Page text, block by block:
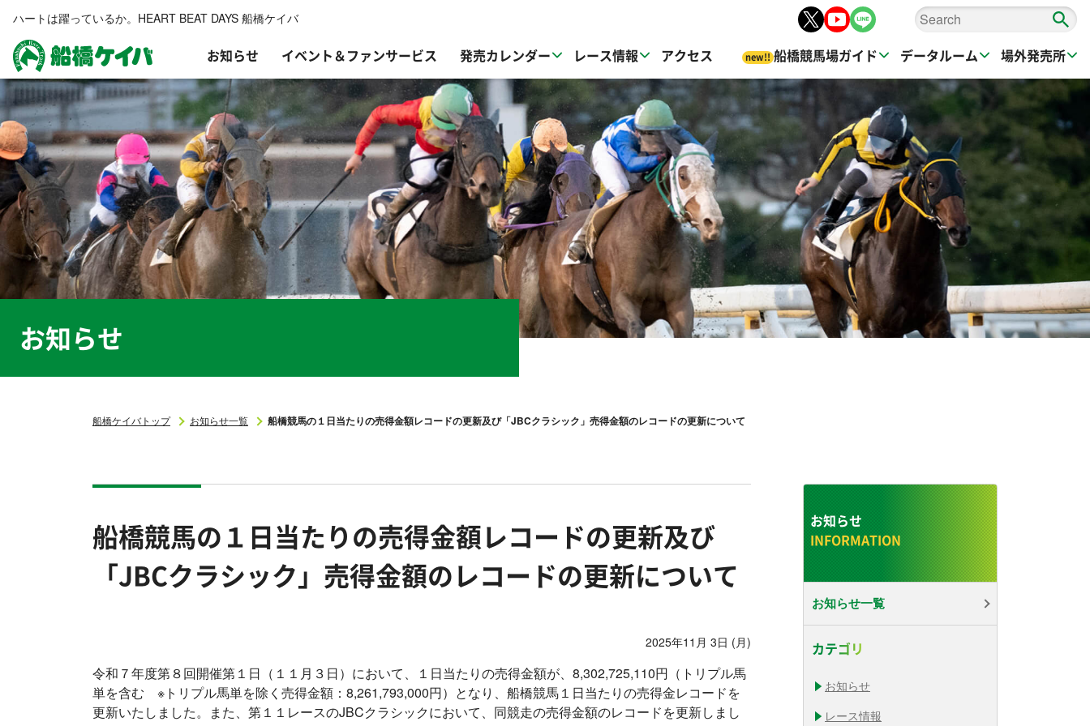
船橋ケイバ
お知らせ イベント＆ファンサービス 発売カレンダー レース情報 アクセス new!! 船橋競馬場ガイド データルーム 場外発売所
ハートは躍っているか。HEART BEAT DAYS 船橋ケイバ
お知らせ
船橋ケイバトップ お知らせ一覧 船橋競馬の１日当たりの売得金額レコードの更新及び「JBCクラシック」売得金額のレコードの更新について
船橋競馬の１日当たりの売得金額レコードの更新及び
「JBCクラシック」売得金額のレコードの更新について
2025年11月 3日 (月)
令和７年度第８回開催第１日（１１月３日）において、１日当たりの売得金額が、8,302,725,110円（トリプル馬
単を含む ※トリプル馬単を除く売得金額：8,261,793,000円）となり、船橋競馬１日当たりの売得金レコードを
更新いたしました。また、第１１レースのJBCクラシックにおいて、同競走の売得金額のレコードを更新しまし
お知らせ
お知らせ一覧
カテゴリ
お知らせ
レース情報